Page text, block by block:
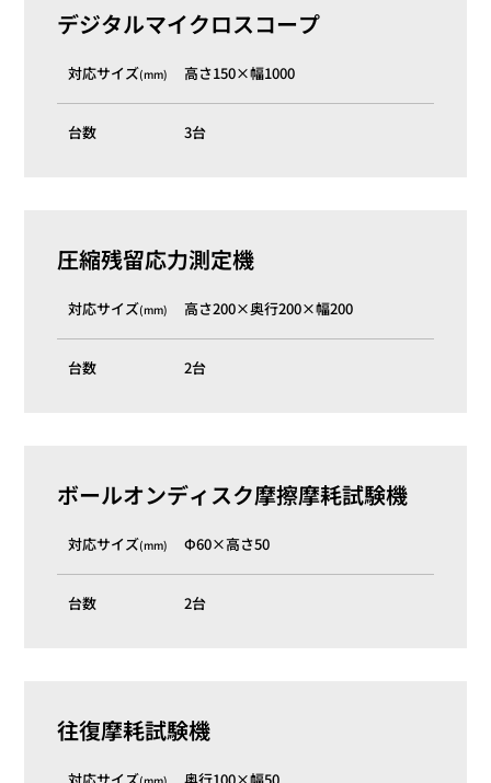
デジタルマイクロスコープ
対応サイズ(mm) 高さ150×幅1000
台数 3台
圧縮残留応力測定機
対応サイズ(mm) 高さ200×奥行200×幅200
台数 2台
ボールオンディスク摩擦摩耗試験機
対応サイズ(mm) Φ60×高さ50
台数 2台
往復摩耗試験機